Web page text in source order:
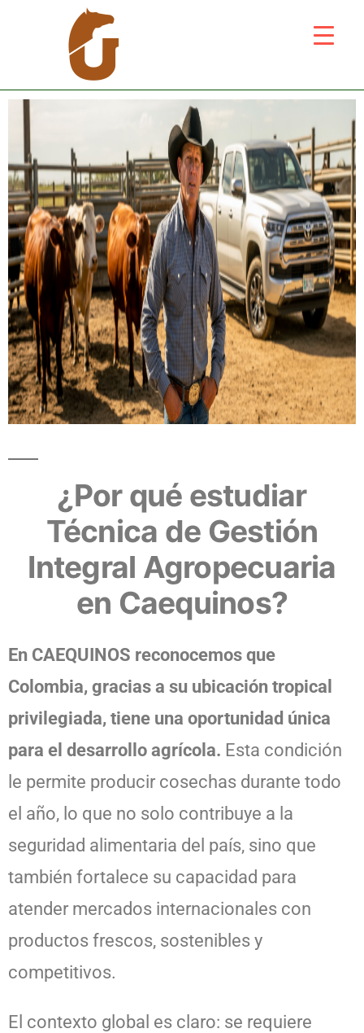
¿Por qué estudiar
Técnica de Gestión
Integral Agropecuaria
en Caequinos?
En CAEQUINOS reconocemos que
Colombia, gracias a su ubicación tropical
privilegiada, tiene una oportunidad única
para el desarrollo agrícola. Esta condición
le permite producir cosechas durante todo
el año, lo que no solo contribuye a la
seguridad alimentaria del país, sino que
también fortalece su capacidad para
atender mercados internacionales con
productos frescos, sostenibles y
competitivos.
El contexto global es claro: se requiere